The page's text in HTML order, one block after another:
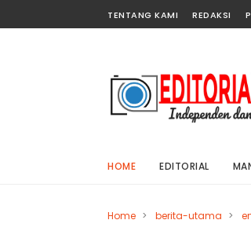
TENTANG KAMI REDAKSI
HOME EDITORIAL
Home > berita-utama >